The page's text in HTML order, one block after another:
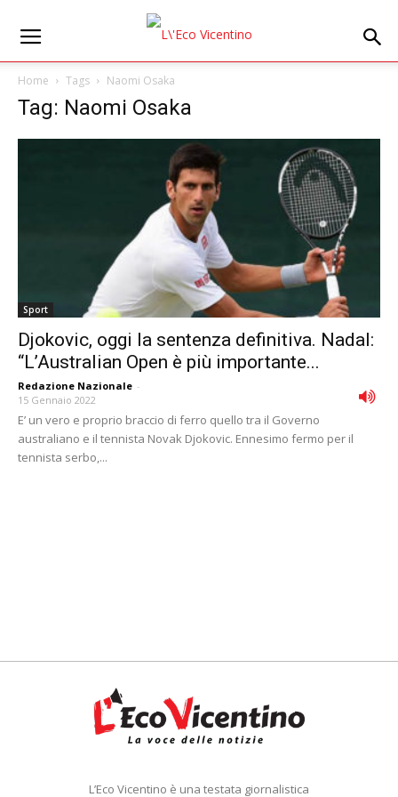
Home Tags Naomi Osaka
Tag: Naomi Osaka
Sport
Djokovic, oggi la sentenza definitiva. Nadal:
“L’Australian Open è più importante...
Redazione Nazionale -
15 Gennaio 2022
E’ un vero e proprio braccio di ferro quello tra il Governo
australiano e il tennista Novak Djokovic. Ennesimo fermo per il
tennista serbo,...
L’Eco Vicentino è una testata giornalistica